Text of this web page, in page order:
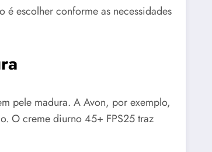
escolher conforme as necessidades
pele madura. A Avon, por exemplo,
O creme diurno 45+ FPS25 traz